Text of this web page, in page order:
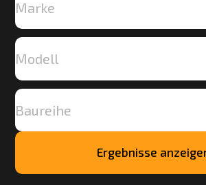
Ergebnisse